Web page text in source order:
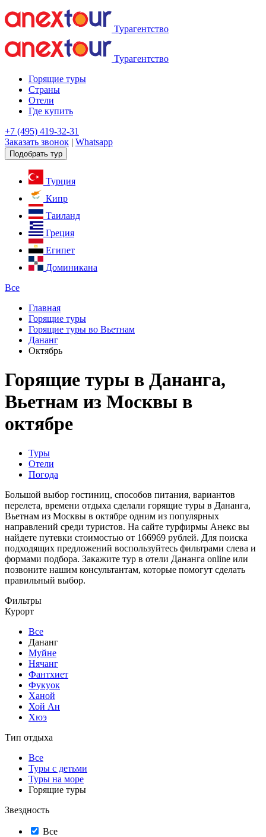
Турагентство
Турагентство
Горящие туры
Страны
Отели
Где купить
+7 (495) 419-32-31
Заказать звонок | Whatsapp
Подобрать тур
Турция
Кипр
Таиланд
Греция
Египет
Доминикана
Все
Главная
Горящие туры
Горящие туры во Вьетнам
Дананг
Октябрь
Горящие туры в Дананга,
Вьетнам из Москвы в
октябре
Туры
Отели
Погода
Большой выбор гостиниц, способов питания, вариантов
перелета, времени отдыха сделали горящие туры в Дананга,
Вьетнам из Москвы в октябре одним из популярных
направлений среди туристов. На сайте турфирмы Анекс вы
найдете путевки стоимостью от 166969 рублей. Для поиска
подходящих предложений воспользуйтесь фильтрами слева и
формами подбора. Закажите тур в отели Дананга online или
позвоните нашим консультантам, которые помогут сделать
правильный выбор.
Фильтры
Курорт
Все
Дананг
Муйне
Нячанг
Фантхиет
Фукуок
Ханой
Хой Ан
Хюэ
Тип отдыха
Все
Туры с детьми
Туры на море
Горящие туры
Звездность
Все